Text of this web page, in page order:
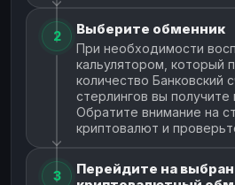
2 Выберите обменник
При необходимости
кальулятором, который
количество Банковский
стерлингов вы
Обратите внимание на
криптовалют и
3
Перейдите на